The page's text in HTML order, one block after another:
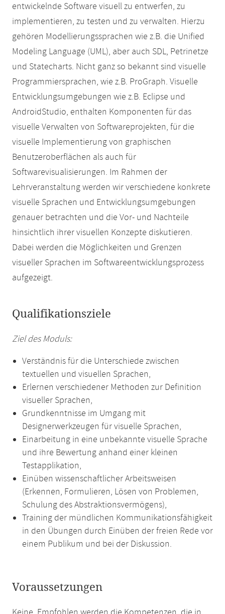
entwickelnde Software visuell zu entwerfen, zu
implementieren, zu testen und zu verwalten. Hierzu
gehören Modellierungssprachen wie z.B. die Unified
Modeling Language (UML), aber auch SDL, Petrinetze
und Statecharts. Nicht ganz so bekannt sind visuelle
Programmiersprachen, wie z.B. ProGraph. Visuelle
Entwicklungsumgebungen wie z.B. Eclipse und
AndroidStudio, enthalten Komponenten für das
visuelle Verwalten von Softwareprojekten, für die
visuelle Implementierung von graphischen
Benutzeroberflächen als auch für
Softwarevisualisierungen. Im Rahmen der
Lehrveranstaltung werden wir verschiedene konkrete
visuelle Sprachen und Entwicklungsumgebungen
genauer betrachten und die Vor- und Nachteile
hinsichtlich ihrer visuellen Konzepte diskutieren.
Dabei werden die Möglichkeiten und Grenzen
visueller Sprachen im Softwareentwicklungsprozess
aufgezeigt.
Qualifikationsziele
Ziel des Moduls:
Verständnis für die Unterschiede zwischen
textuellen und visuellen Sprachen,
Erlernen verschiedener Methoden zur Definition
visueller Sprachen,
Grundkenntnisse im Umgang mit
Designerwerkzeugen für visuelle Sprachen,
Einarbeitung in eine unbekannte visuelle Sprache
und ihre Bewertung anhand einer kleinen
Testapplikation,
Einüben wissenschaftlicher Arbeitsweisen
(Erkennen, Formulieren, Lösen von Problemen,
Schulung des Abstraktionsvermögens),
Training der mündlichen Kommunikationsfähigkeit
in den Übungen durch Einüben der freien Rede vor
einem Publikum und bei der Diskussion.
Voraussetzungen